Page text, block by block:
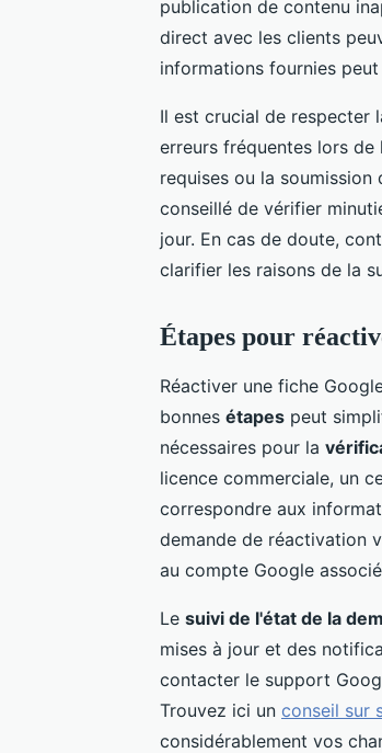
publication de contenu
direct avec les clients
informations fournies
Il est crucial de respecter
erreurs fréquentes lors
requises ou la
conseillé de vérifier
jour. En cas de doute,
clarifier les raisons de la
Étapes pour
Réactiver une fiche
bonnes étapes peut
nécessaires pour la
licence commerciale, un
correspondre aux
demande de réactivation
au compte Google
Le suivi de l'état de la
mises à jour et des
contacter le support
Trouvez ici un conseil sur
considérablement vos